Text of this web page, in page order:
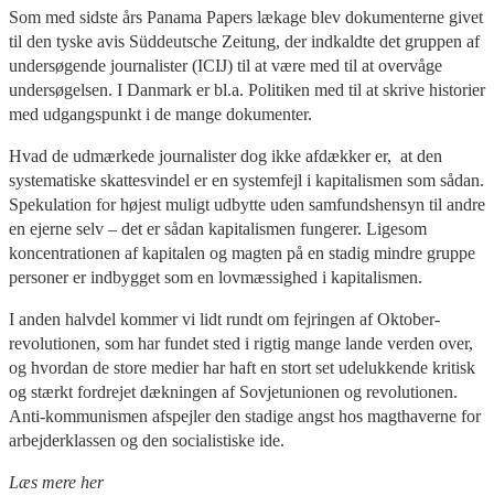
Som med sidste års Panama Papers lækage blev dokumenterne givet
til den tyske avis Süddeutsche Zeitung, der indkaldte det gruppen af
undersøgende journalister (ICIJ) til at være med til at overvåge
undersøgelsen. I Danmark er bl.a. Politiken med til at skrive historier
med udgangspunkt i de mange dokumenter.
Hvad de udmærkede journalister dog ikke afdækker er, at den
systematiske skattesvindel er en systemfejl i kapitalismen som sådan.
Spekulation for højest muligt udbytte uden samfundshensyn til andre
en ejerne selv – det er sådan kapitalismen fungerer. Ligesom
koncentrationen af kapitalen og magten på en stadig mindre gruppe
personer er indbygget som en lovmæssighed i kapitalismen.
I anden halvdel kommer vi lidt rundt om fejringen af Oktober-
revolutionen, som har fundet sted i rigtig mange lande verden over,
og hvordan de store medier har haft en stort set udelukkende kritisk
og stærkt fordrejet dækningen af Sovjetunionen og revolutionen.
Anti-kommunismen afspejler den stadige angst hos magthaverne for
arbejderklassen og den socialistiske ide.
Læs mere her